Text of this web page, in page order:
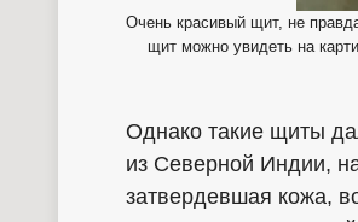
Очень красивый щит, не
щит можно увидеть на
Однако такие щиты
из Северной Индии,
затвердевшая кожа,